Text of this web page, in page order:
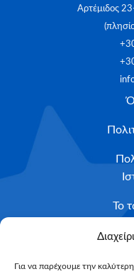
Για να παρέχουμε την
Αρτέμιδος
Το